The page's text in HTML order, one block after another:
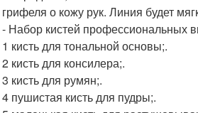
грифеля о кожу рук. Линия будет
- Набор кистей профессиональных
1 кисть для тональной основы;.
2 кисть для консилера;.
3 кисть для румян;.
4 пушистая кисть для пудры;.